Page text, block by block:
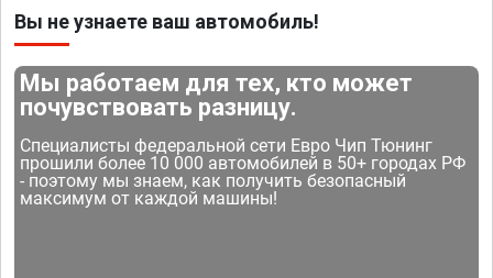
Вы не узнаете ваш автомобиль!
Мы работаем для тех, кто может
почувствовать разницу.
Специалисты федеральной сети Евро Чип Тюнинг
прошили более 10 000 автомобилей в 50+ городах РФ
- поэтому мы знаем, как получить безопасный
максимум от каждой машины!